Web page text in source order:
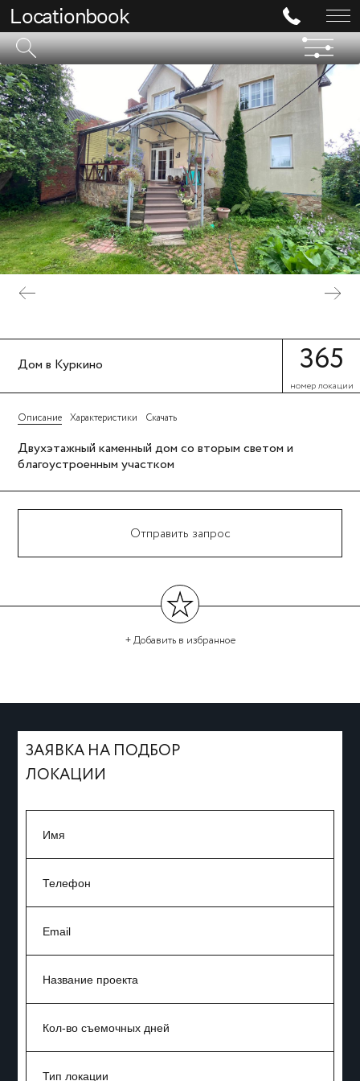
Locationbook
Дом в Куркино 365
номер локации
Описание Характеристики Скачать
Двухэтажный каменный дом со вторым светом и
благоустроенным участком
+ Добавить в избранное
Отправить запрос
ЗАЯВКА НА ПОДБОР
ЛОКАЦИИ